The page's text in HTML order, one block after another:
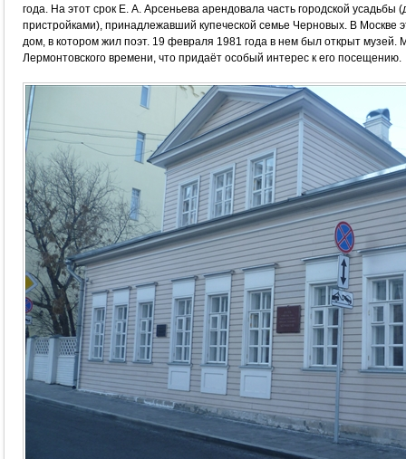
года. На этот срок Е. А. Арсеньева арендовала часть городской
пристройками), принадлежавший купеческой семье Черновых. В Москве
дом, в котором жил поэт. 19 февраля 1981 года в нем был открыт музей.
Лермонтовского времени, что придаёт особый интерес к его посещению.